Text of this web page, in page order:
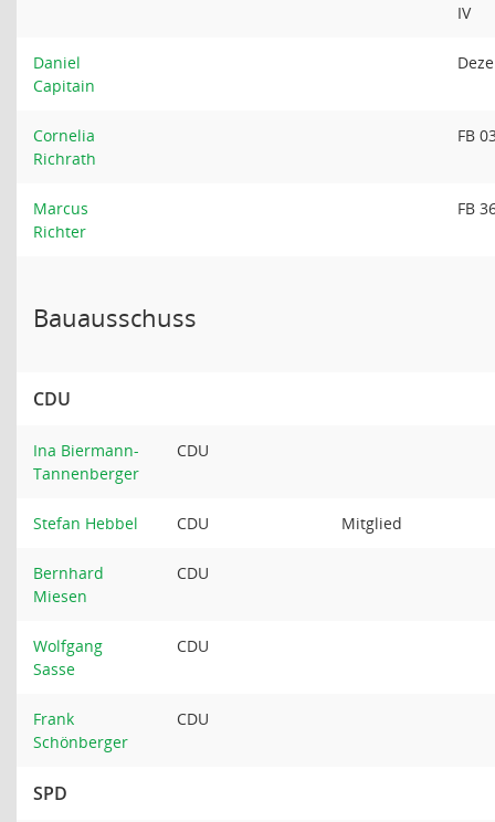
IV
Daniel
Capitain
Cornelia
Richrath
FB
Marcus
Richter
FB
Bauausschuss
CDU
Ina Biermann-
Tannenberger
CDU
Stefan Hebbel CDU Mitglied
Bernhard
Miesen
CDU
Wolfgang
Sasse
CDU
Frank
Schönberger
CDU
SPD